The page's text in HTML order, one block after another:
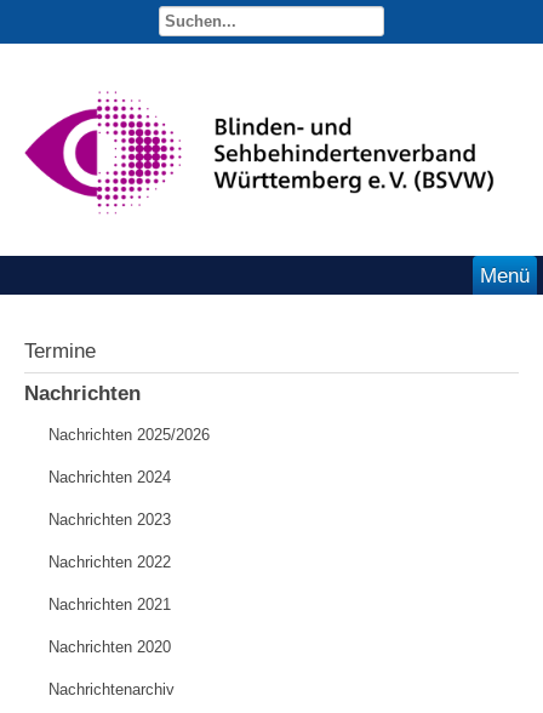
Menü
Termine
Nachrichten
Nachrichten 2025/2026
Nachrichten 2024
Nachrichten 2023
Nachrichten 2022
Nachrichten 2021
Nachrichten 2020
Nachrichtenarchiv